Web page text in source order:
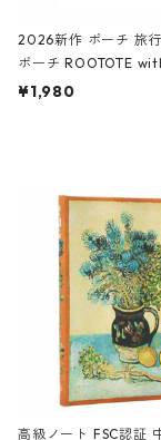
2026新作 ポーチ 旅
ポーチ ROOTOTE
ch 3532 ルートート
¥1,980
高級ノート FSC認証